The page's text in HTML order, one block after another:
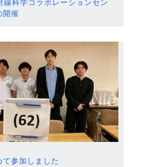
線科学コラボレーションセン
開催
参加しました